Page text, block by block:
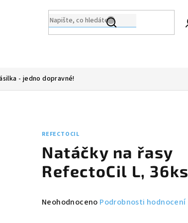
- jedno dopravné!
REFECTOCIL
Natáčky na řasy
RefectoCil L, 36ks
Průměrné
Neohodnoceno Podrobnosti hodnocení